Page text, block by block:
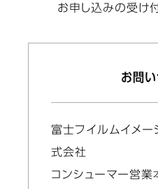
お申し込みの受け
お問
富士フイルムイメー
式会社
コンシューマー営業